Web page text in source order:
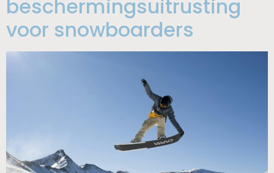
beschermingsuitrusting
voor snowboarders